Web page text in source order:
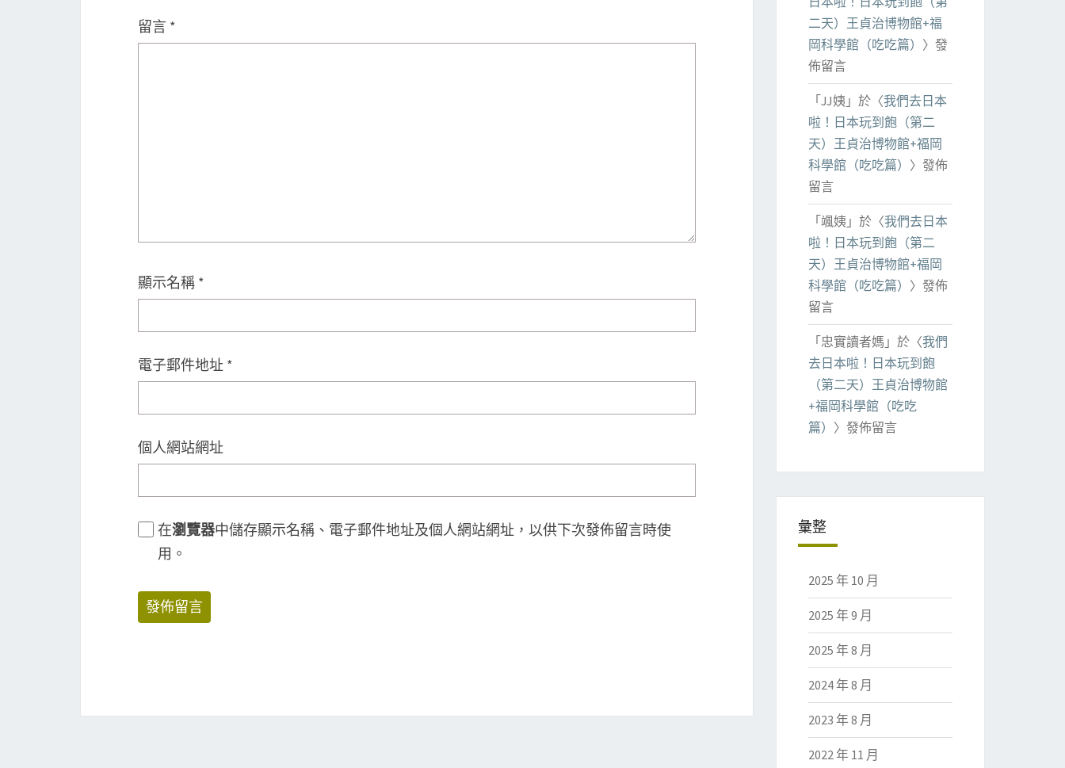
留言 *
顯示名稱 *
電子郵件地址 *
個人網站網址
在瀏覽器中儲存顯示名稱、電子郵件地址及個人網站網址，以供下次發佈留言時使
用。
二天）王貞治博物館+福
岡科學館（吃吃篇） 〉發
佈留言
「 JJ姨 」於〈我們去日本
啦！日本玩到飽（第二
天）王貞治博物館+福岡
科學館（吃吃篇） 〉發佈
留言
「 颯姨 」於〈我們去日本
啦！日本玩到飽（第二
天）王貞治博物館+福岡
科學館（吃吃篇） 〉發佈
留言
「 忠實讀者媽 」於〈我們
去日本啦！日本玩到飽
（第二天）王貞治博物館
+福岡科學館（吃吃
篇） 〉發佈留言
彙整
2025 年 10 月
2025 年 9 月
2025 年 8 月
2024 年 8 月
2023 年 8 月
2022 年 11 月